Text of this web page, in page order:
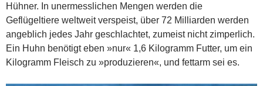
Hühner. In unermesslichen Mengen werden die
Geflügeltiere weltweit verspeist, über 72 Milliarden werden
angeblich jedes Jahr geschlachtet, zumeist nicht zimperlich.
Ein Huhn benötigt eben »nur« 1,6 Kilogramm Futter, um ein
Kilogramm Fleisch zu »produzieren«, und fettarm sei es.